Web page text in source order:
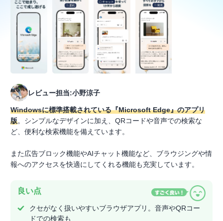
レビュー担当:小野涼子
Windowsに標準搭載されている『Microsoft Edge』のアプリ
版。シンプルなデザインに加え、QRコードや音声での検索な
ど、便利な検索機能を備えています。
また広告ブロック機能やAIチャット機能など、ブラウジングや情
報へのアクセスを快適にしてくれる機能も充実しています。
良い点
クセがなく扱いやすいブラウザアプリ。音声やQRコー
ドでの検索も